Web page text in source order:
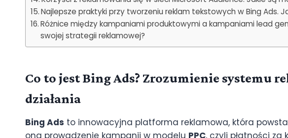
Najlepsze praktyki przy tworzeniu reklam tekstowych w Bing Ads.
Różnice między kampaniami produktowymi a kampaniami lead
swojej strategii reklamowej?
Co to jest Bing Ads? Zrozumienie systemu
działania
Bing Ads to innowacyjna platforma reklamowa, która
ona prowadzenie kampanii w modelu PPC, czyli płatności za